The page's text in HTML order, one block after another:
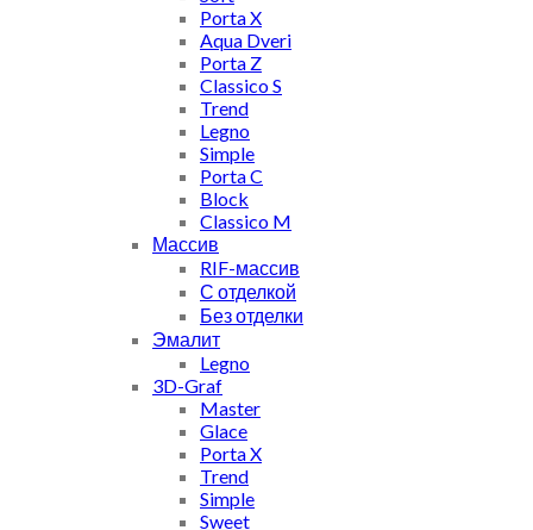
Porta X
Aqua Dveri
Porta Z
Classico S
Trend
Legno
Simple
Porta C
Block
Classico M
Массив
RIF-массив
С отделкой
Без отделки
Эмалит
Legno
3D-Graf
Master
Glace
Porta X
Trend
Simple
Sweet